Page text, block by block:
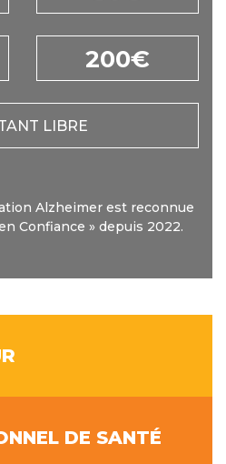
200€
LIBRE
Alzheimer est reconnue
Confiance » depuis 2022.
DE SANTÉ